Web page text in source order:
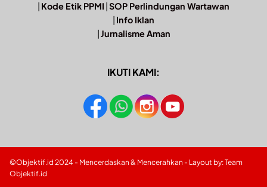
| Kode Etik PPMI |SOP Perlindungan Wartawan
| Info Iklan
|Jurnalisme Aman
IKUTI KAMI:
©Objektif.id 2024 - Mencerdaskan & Mencerahkan - Layout by: Team
Objektif.id